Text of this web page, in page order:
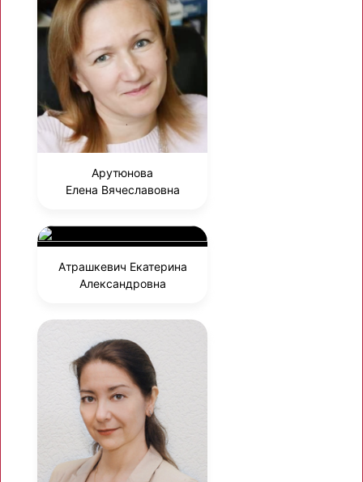
Арутюнова
Елена Вячеславовна
Атрашкевич Екатерина
Александровна